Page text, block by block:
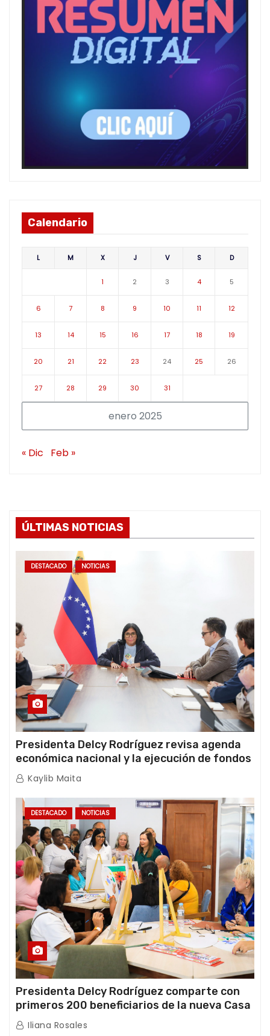
Calendario
enero 2025
L M X J V S D
1 2 3 4 5
6 7 8 9 10 11 12
13 14 15 16 17 18 19
20 21 22 23 24 25 26
27 28 29 30 31
« Dic Feb »
ÚLTIMAS NOTICIAS
DESTACADO NOTICIAS
Presidenta Delcy Rodríguez revisa agenda
económica nacional y la ejecución de fondos
de emergencia post-sismos
Kaylib Maita
DESTACADO NOTICIAS
Presidenta Delcy Rodríguez comparte con
primeros 200 beneficiarios de la nueva Casa
de los Abuelos “La Primavera” en Caracas
Iliana Rosales